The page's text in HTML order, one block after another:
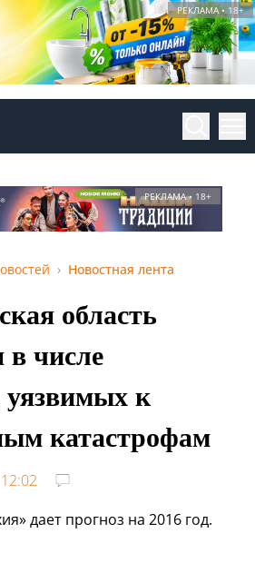
РЕКЛАМА • 18+
РЕКЛАМА • 18+
Новостная лента
область
в числе
уязвимых к
катастрофам
12:02
дает прогноз на 2016 год.